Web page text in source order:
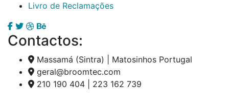
Livro de Reclamações
Contactos:
Massamá (Sintra) | Matosinhos Portugal
geral@broomtec.com
210 190 404 | 223 162 739